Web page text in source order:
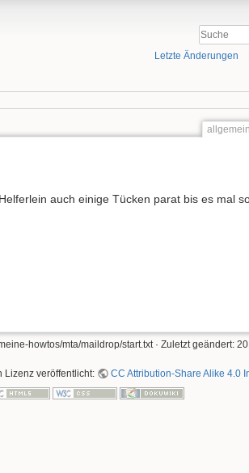
Letzte Änderungen
auch einige Tücken parat bis es mal
howtos/mta/maildrop/start.txt · Zuletzt geändert:
Lizenz veröffentlicht: CC Attribution-Share Alike 4.0